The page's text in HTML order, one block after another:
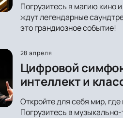
Погрузитесь в магию кино
ждут легендарные
это грандиозное событие!
28 апреля
Цифровой
интеллект и
Откройте для себя мир,
Погрузитесь в